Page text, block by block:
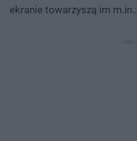
ekranie towarzyszą im m.in.: